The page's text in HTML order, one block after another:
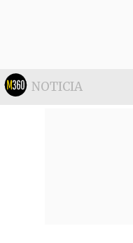
NOTICIA